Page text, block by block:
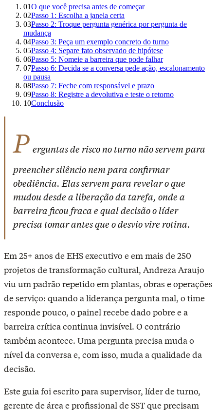
01O que você precisa antes de começar
02Passo 1: Escolha a janela certa
03Passo 2: Troque pergunta genérica por pergunta de
mudança
04Passo 3: Peça um exemplo concreto do turno
05Passo 4: Separe fato observado de hipótese
06Passo 5: Nomeie a barreira que pode falhar
07Passo 6: Decida se a conversa pede ação, escalonamento
ou pausa
08Passo 7: Feche com responsável e prazo
09Passo 8: Registre a devolutiva e teste o retorno
10Conclusão
P erguntas de risco no turno não servem para
preencher silêncio nem para confirmar
obediência. Elas servem para revelar o que
mudou desde a liberação da tarefa, onde a
barreira ficou fraca e qual decisão o líder
precisa tomar antes que o desvio vire rotina.
Em 25+ anos de EHS executivo e em mais de 250
projetos de transformação cultural, Andreza Araujo
viu um padrão repetido em plantas, obras e operações
de serviço: quando a liderança pergunta mal, o time
responde pouco, o painel recebe dado pobre e a
barreira crítica continua invisível. O contrário
também acontece. Uma pergunta precisa muda o
nível da conversa e, com isso, muda a qualidade da
decisão.
Este guia foi escrito para supervisor, líder de turno,
gerente de área e profissional de SST que precisam